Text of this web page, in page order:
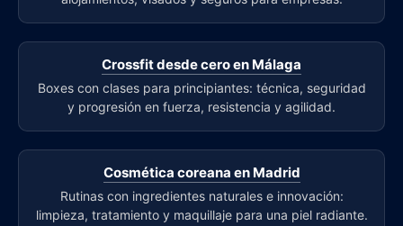
Crossfit desde cero en Málaga
Boxes con clases para principiantes: técnica, seguridad
y progresión en fuerza, resistencia y agilidad.
Cosmética coreana en Madrid
Rutinas con ingredientes naturales e innovación:
limpieza, tratamiento y maquillaje para una piel radiante.